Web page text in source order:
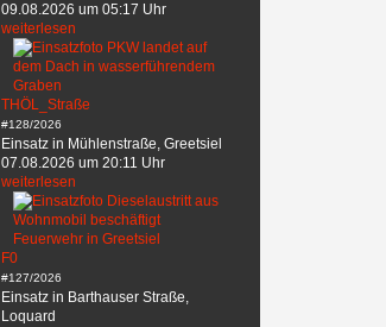
09.08.2026 um 05:17 Uhr
weiterlesen
THÖL_Straße
#128/2026
Einsatz in Mühlenstraße, Greetsiel
07.08.2026 um 20:11 Uhr
weiterlesen
F0
#127/2026
Einsatz in Barthauser Straße,
Loquard